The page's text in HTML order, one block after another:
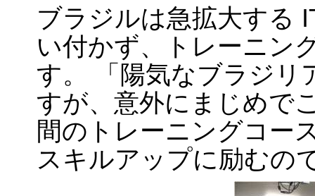
ブラジルは急拡大する
い付かず、トレーニン
す。 「陽気なブラジリ
すが、意外にまじめで
間のトレーニングコー
スキルアップに励むの